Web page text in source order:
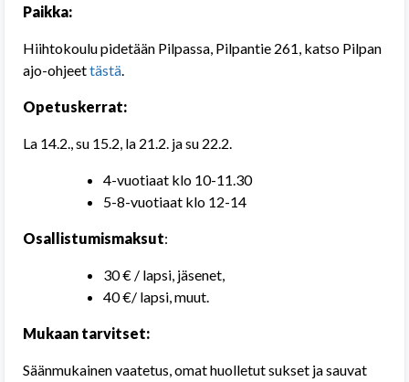
Paikka:
Hiihtokoulu pidetään Pilpassa, Pilpantie 261, katso Pilpan
ajo-ohjeettästä.
Opetuskerrat:
La 14.2., su 15.2, la 21.2. ja su 22.2.
4-vuotiaat klo 10-11.30
5-8-vuotiaat klo 12-14
Osallistumismaksut:
30 € / lapsi, jäsenet,
40 €/ lapsi, muut.
Mukaan tarvitset:
Säänmukainen vaatetus, omat huolletut sukset ja sauvat